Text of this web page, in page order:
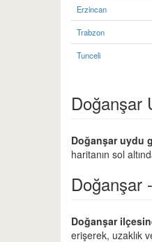
Erzincan
Trabzon
Tunceli
Doğanşar
Doğanşar uydu
haritanın sol
Doğanşar
Doğanşar
erişerek, uzaklık